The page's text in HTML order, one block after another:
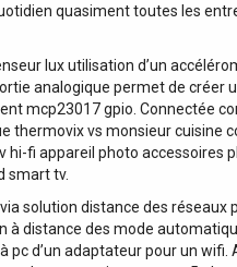
quasiment toutes les
lux utilisation d’un
analogique permet de créer
mcp23017 gpio. Connectée
thermovix vs monsieur cuisine
hi-fi appareil photo accessoires
smart tv.
solution distance des réseaux
à distance des mode
pc d’un adaptateur pour un wifi.